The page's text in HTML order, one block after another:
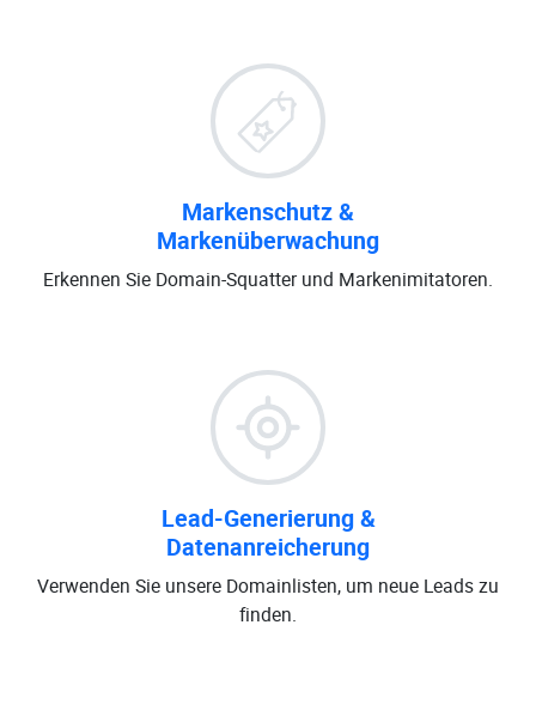
Markenschutz &
Markenüberwachung
Erkennen Sie Domain-Squatter und Markenimitatoren.
Lead-Generierung &
Datenanreicherung
Verwenden Sie unsere Domainlisten, um neue Leads zu
finden.